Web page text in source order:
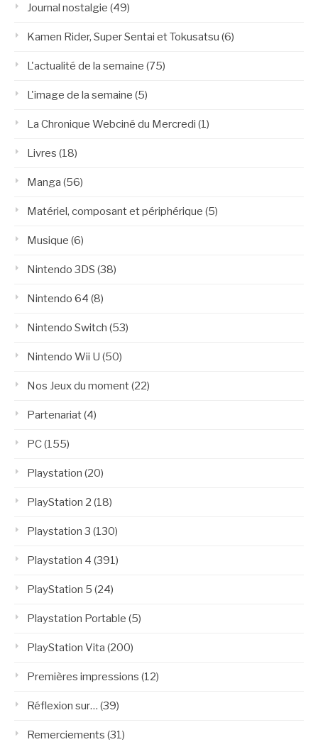
Journal nostalgie (49)
Kamen Rider, Super Sentai et Tokusatsu (6)
L'actualité de la semaine (75)
L'image de la semaine (5)
La Chronique Webciné du Mercredi (1)
Livres (18)
Manga (56)
Matériel, composant et périphérique (5)
Musique (6)
Nintendo 3DS (38)
Nintendo 64 (8)
Nintendo Switch (53)
Nintendo Wii U (50)
Nos Jeux du moment(22)
Partenariat(4)
PC(155)
Playstation (20)
PlayStation 2 (18)
Playstation 3 (130)
Playstation 4 (391)
PlayStation 5 (24)
Playstation Portable (5)
PlayStation Vita (200)
Premières impressions (12)
Réflexion sur… (39)
Remerciements (31)